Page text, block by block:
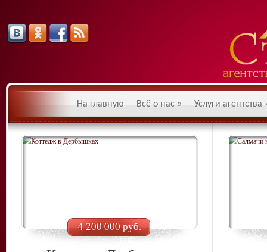
На главную Всё о нас » Услуги агентства
4 200 000 руб.